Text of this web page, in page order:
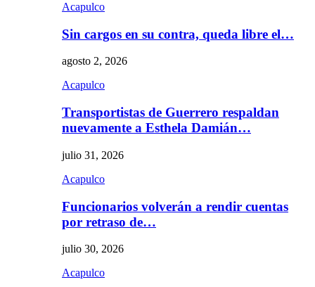
Acapulco
Sin cargos en su contra, queda libre el…
agosto 2, 2026
Acapulco
Transportistas de Guerrero respaldan
nuevamente a Esthela Damián…
julio 31, 2026
Acapulco
Funcionarios volverán a rendir cuentas
por retraso de…
julio 30, 2026
Acapulco